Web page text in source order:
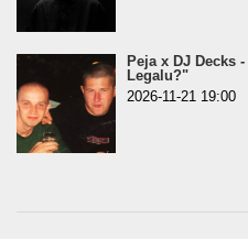
Peja x DJ Decks
Legalu?"
2026-11-21 19:00